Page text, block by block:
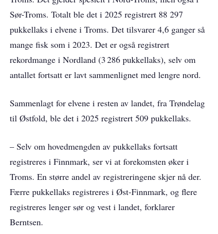
Sør-Troms. Totalt ble det i 2025 registrert 88 297
pukkellaks i elvene i Troms. Det tilsvarer 4,6 ganger så
mange fisk som i 2023. Det er også registrert
rekordmange i Nordland (3 286 pukkellaks), selv om
antallet fortsatt er lavt sammenlignet med lengre nord.
Sammenlagt for elvene i resten av landet, fra Trøndelag
til Østfold, ble det i 2025 registrert 509 pukkellaks.
– Selv om hovedmengden av pukkellaks fortsatt
registreres i Finnmark, ser vi at forekomsten øker i
Troms. En større andel av registreringene skjer nå der.
Færre pukkellaks registreres i Øst-Finnmark, og flere
registreres lenger sør og vest i landet, forklarer
Berntsen.